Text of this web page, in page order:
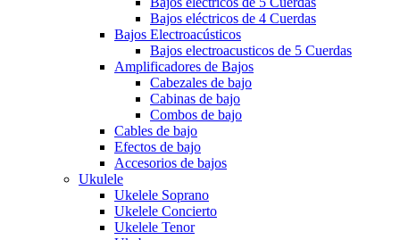
Bajos eléctricos de 4 Cuerdas
Bajos Electroacústicos
Bajos electroacusticos de 5 Cuerdas
Amplificadores de Bajos
Cabezales de bajo
Cabinas de bajo
Combos de bajo
Cables de bajo
Efectos de bajo
Accesorios de bajos
Ukulele
Ukelele Soprano
Ukelele Concierto
Ukelele Tenor